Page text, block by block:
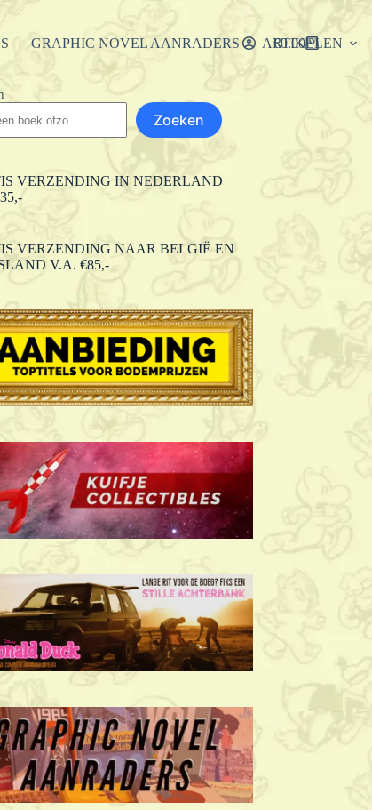
GRAPHIC NOVEL AANRADERS ARTIKELEN
Winkelwagen
€0.00
Zoeken
VERZENDING IN NEDERLAND
VERZENDING NAAR BELGIË EN
V.A. €85,-